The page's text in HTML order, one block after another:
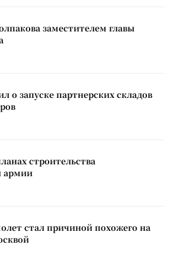
заместителем главы
о запуске партнерских складов
строительства
армии
стал причиной похожего на